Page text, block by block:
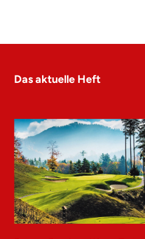
Das aktuelle Heft